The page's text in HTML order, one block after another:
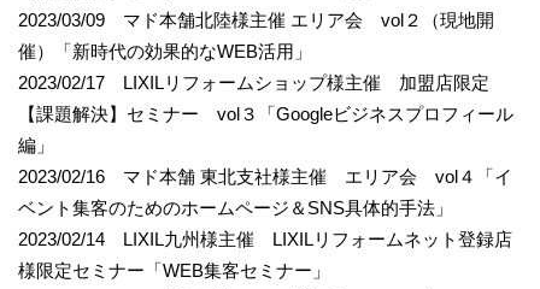
2023/03/09 マド本舗北陸様主催 エリア会 vol２（現地開
催）「新時代の効果的なWEB活用」
2023/02/17 LIXILリフォームショップ様主催 加盟店限定
【課題解決】セミナー vol３「Googleビジネスプロフィール
編」
2023/02/16 マド本舗 東北支社様主催 エリア会 vol４「イ
ベント集客のためのホームページ＆SNS具体的手法」
2023/02/14 LIXIL九州様主催 LIXILリフォームネット登録店
様限定セミナー「WEB集客セミナー」